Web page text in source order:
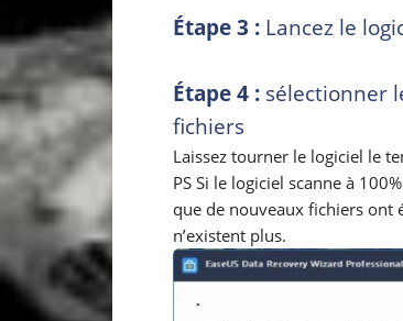
Étape 3 : Lancez le
Étape 4 : sélectionner
fichiers
Laissez tourner le logiciel le
PS Si le logiciel scanne à
que de nouveaux fichiers ont
n’existent plus.